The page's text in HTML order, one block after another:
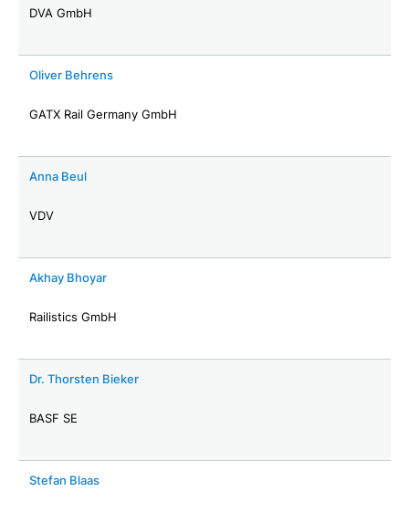
DVA GmbH
Oliver Behrens
GATX Rail Germany GmbH
Anna Beul
VDV
Akhay Bhoyar
Railistics GmbH
Dr. Thorsten Bieker
BASF SE
Stefan Blaas